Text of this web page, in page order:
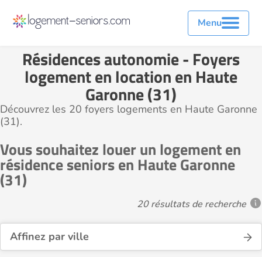
Menu
Résidences autonomie - Foyers
logement en location en Haute
Garonne (31)
Découvrez les 20 foyers logements en Haute Garonne
(31).
Vous souhaitez louer un logement en
résidence seniors en Haute Garonne
(31)
20 résultats de recherche
Affinez par ville